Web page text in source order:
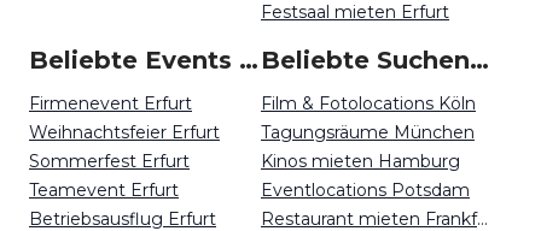
Festsaal mieten Erfurt
Beliebte Events in Erfurt
Firmenevent Erfurt
Weihnachtsfeier Erfurt
Sommerfest Erfurt
Teamevent Erfurt
Betriebsausflug Erfurt
Beliebte Suchen auf Event Inc
Film & Fotolocations Köln
Tagungsräume München
Kinos mieten Hamburg
Eventlocations Potsdam
Restaurant mieten Frankfurt